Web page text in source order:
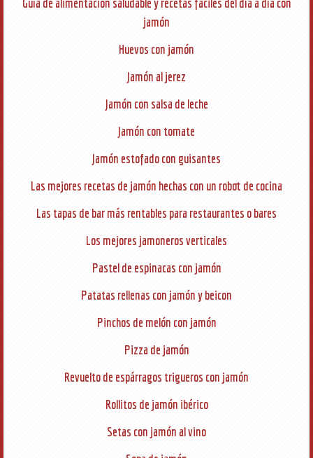
Guía de alimentación saludable y recetas fáciles del día a día con
jamón
Huevos con jamón
Jamón al jerez
Jamón con salsa de leche
Jamón con tomate
Jamón estofado con guisantes
Las mejores recetas de jamón hechas con un robot de cocina
Las tapas de bar más rentables para restaurantes o bares
Los mejores jamoneros verticales
Pastel de espinacas con jamón
Patatas rellenas con jamón y beicon
Pinchos de melón con jamón
Pizza de jamón
Revuelto de espárragos trigueros con jamón
Rollitos de jamón ibérico
Setas con jamón al vino